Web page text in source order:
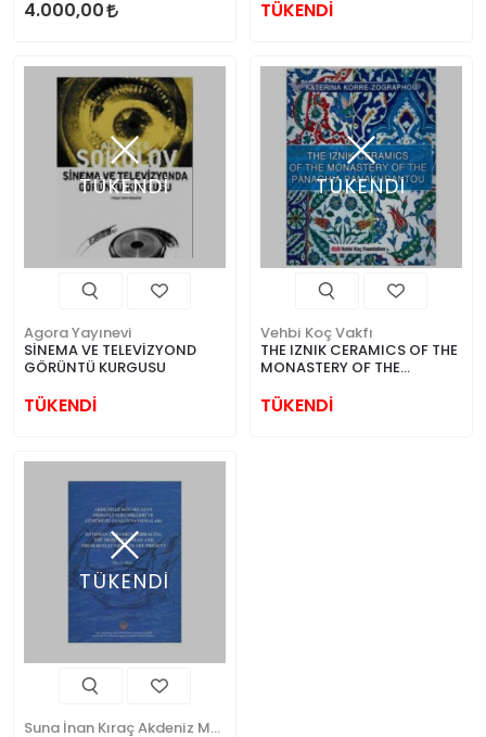
4.000,00 TÜKENDİ
TÜKENDİ
Agora Yayınevi
SİNEMA VE TELEVİZYOND
GÖRÜNTÜ KURGUSU
TÜKENDİ
TÜKENDİ
Vehbi Koç Vakfı
THE IZNIK CERAMICS OF THE
MONASTERY OF THE
TÜKENDİ
TÜKENDİ